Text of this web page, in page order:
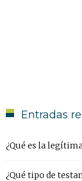
Entradas
¿Qué es la
¿Qué tipo de